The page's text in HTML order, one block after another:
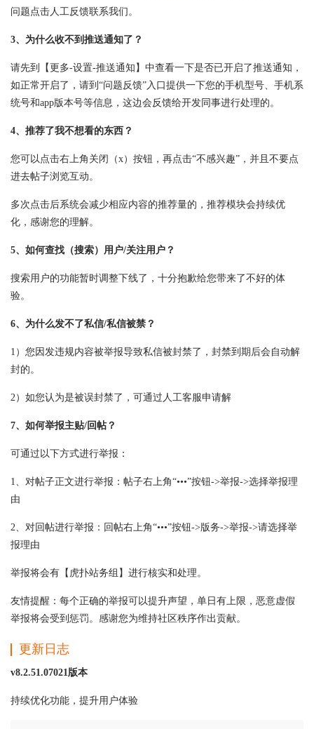
问题点击人工反馈联系我们。
3、为什么收不到推送通知了？
请先到【更多-设置-推送通知】中查看一下是否已开启了推送通知，
如正常开启了，请到“问题反馈”入口提供一下您的手机型号、手机系
统号和app版本号等信息，这边会反馈给开发同事进行处理的。
4、推荐了我不想看的东西？
您可以点击右上角关闭（x）按钮，再点击“不感兴趣”，并且不要点
进去帖子浏览互动。
多次点击后系统会减少相应内容的推荐量的，推荐模块会持续优
化，感谢您的理解。
5、如何查找（搜索）用户/关注用户？
搜索用户的功能暂时调整下线了，十分抱歉给您带来了不好的体
验。
6、为什么发不了私信/私信被禁？
1）您因发违规内容被举报导致私信被封禁了，封禁到期后会自动解
封的。
2）如您认为是被误封禁了，可通过人工客服申请解
7、如何举报主贴/回帖？
可通过以下方式进行举报：
1、对帖子正文进行举报：帖子右上角“•••”按钮->举报->选择举报理
由
2、对回帖进行举报：回帖右上角“•••”按钮->版务->举报->请选择举
报理由
举报将会有【虎扑站务组】进行核实和处理。
友情提醒：每个正确的举报可以提升声望，单日有上限，恶意虚假
举报将会受到惩罚。感谢您为维持社区秩序作出贡献。
更新日志
v8.2.51.07021版本
持续优化功能，提升用户体验